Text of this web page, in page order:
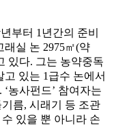
부터 1년간의 준비
실 논 2975㎡(약
있다. 그는 농약중독
있는 1급수 논에서
농사펀드’ 참여자는
름, 시래기 등 조관
있을 뿐 아니라 손